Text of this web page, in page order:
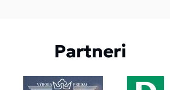
Partneri